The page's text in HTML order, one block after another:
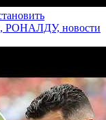
новости